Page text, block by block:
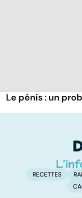
Le pénis : un
RECETTES